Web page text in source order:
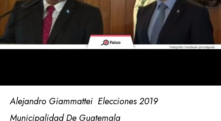
Alejandro Giammattei Elecciones 2019
Municipalidad De Guatemala